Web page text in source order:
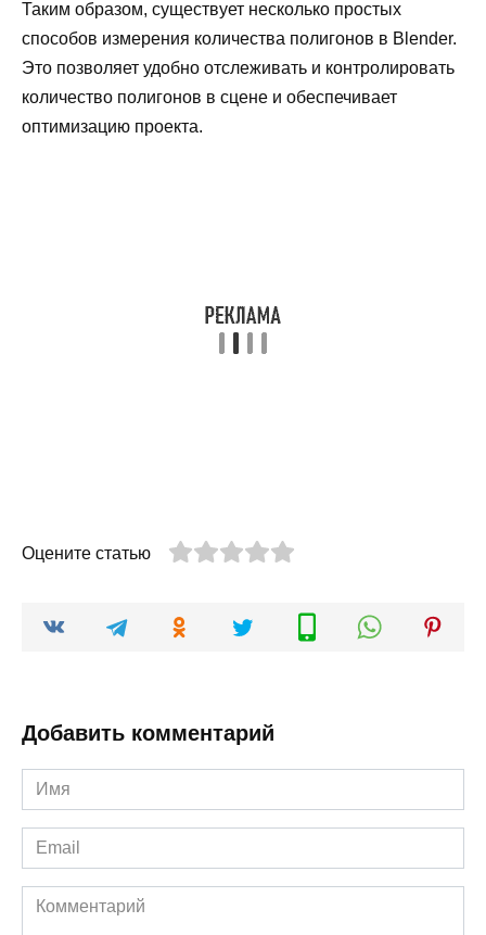
Таким образом, существует несколько простых
способов измерения количества полигонов в Blender.
Это позволяет удобно отслеживать и контролировать
количество полигонов в сцене и обеспечивает
оптимизацию проекта.
Оцените статью
Добавить комментарий
Имя
*
Email
*
Комментарий